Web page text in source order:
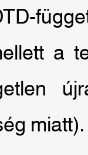
a
miatt).